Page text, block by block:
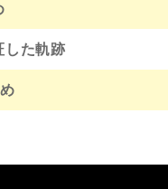
した軌跡